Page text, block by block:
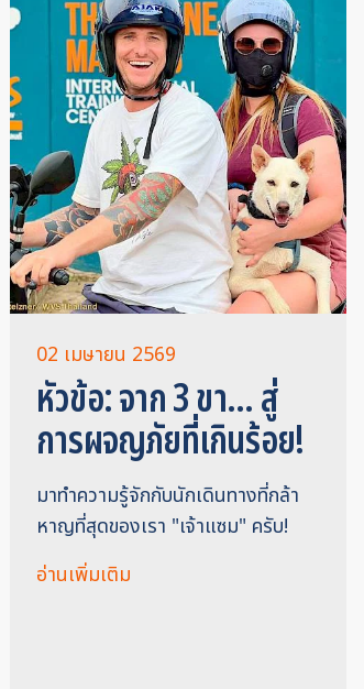
02 เมษายน 2569
หัวข้อ: จาก 3 ขา... สู่
การผจญภัยที่เกินร้อย!
มาทำความรู้จักกับนักเดินทางที่กล้า
หาญที่สุดของเรา "เจ้าแซม" ครับ!
อ่านเพิ่มเติม